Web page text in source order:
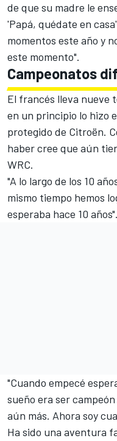
de que su madre le
'Papá, quédate en
momentos este año y
este momento".
Campeonatos
El francés lleva nueve
en un principio lo hizo
protegido de Citroën.
haber cree que aún
WRC.
"A lo largo de los 10
mismo tiempo hemos
esperaba hace 10 años".
"Cuando empecé
sueño era ser
aún más. Ahora soy
Ha sido una aventura